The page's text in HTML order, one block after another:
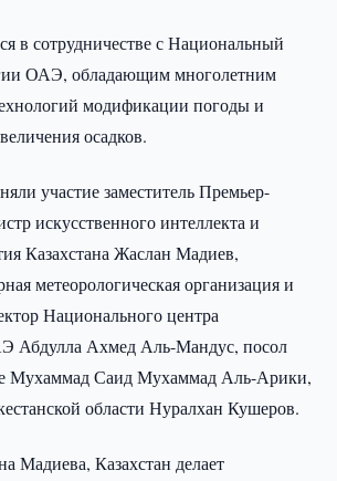
в сотрудничестве с Национальный
ОАЭ, обладающим многолетним
модификации погоды и
осадков.
участие заместитель Премьер-
искусственного интеллекта и
Казахстана Жаслан Мадиев,
метеорологическая организация и
Национального центра
Абдулла Ахмед Аль-Мандус, посол
Мухаммад Саид Мухаммад Аль-Арики,
области Нуралхан Кушеров.
Мадиева, Казахстан делает